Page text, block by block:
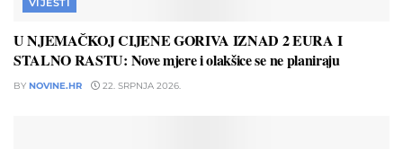
U NJEMAČKOJ CIJENE GORIVA IZNAD 2 EURA I
STALNO RASTU: Nove mjere i olakšice se ne planiraju
BY NOVINE.HR 22. SRPNJA 2026.